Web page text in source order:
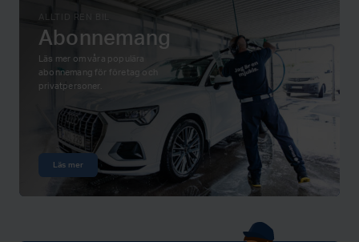
ALLTID REN BIL
Abonnemang
Läs mer om våra populära
abonnemang för företag och
privatpersoner.
Läs mer